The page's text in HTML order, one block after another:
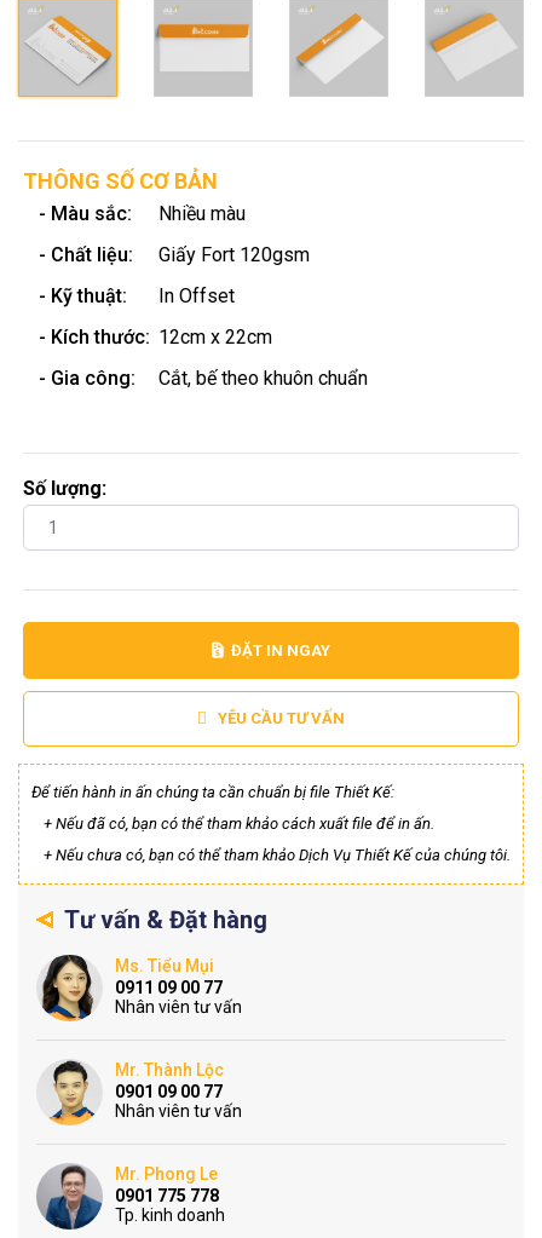
THÔNG SỐ CƠ BẢN
- Màu sắc:
Nhiều màu
- Chất liệu:
Giấy Fort 120gsm
- Kỹ thuật:
In Offset
- Kích thước: 12cm x 22cm
- Gia công:
Cắt, bế theo khuôn chuẩn
Số lượng:
ĐẶT IN NGAY
YÊU CẦU TƯ VẤN
Để tiến hành in ấn chúng ta cần chuẩn bị file Thiết Kế:
+ Nếu đã có, bạn có thể tham khảo cách xuất file để in ấn.
+ Nếu chưa có, bạn có thể tham khảo Dịch Vụ Thiết Kế của chúng tôi.
Tư vấn & Đặt hàng
Ms. Tiểu Mụi
0911 09 00 77
Nhân viên tư vấn
Mr. Thành Lộc
0901 09 00 77
Nhân viên tư vấn
Mr. Phong Le
0901 775 778
Tp. kinh doanh